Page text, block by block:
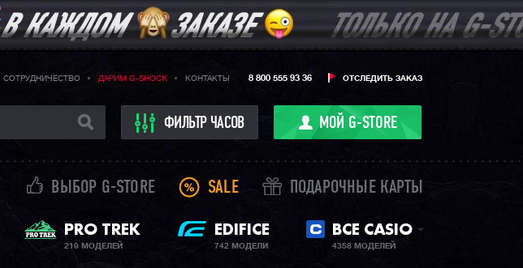
СОТРУДНИЧЕСТВО ДАРИМ G-SHOCK КОНТАКТЫ ОТСЛЕДИТЬ ЗАКАЗ
8 800 555 93 36
ФИЛЬТР ЧАСОВ МОЙ G-STORE
ВЫБОР G-STORE SALE ПОДАРОЧНЫЕ КАРТЫ
PRO TREK
219 МОДЕЛЕЙ
EDIFICE
742 МОДЕЛИ
ВСЕ CASIO
4358 МОДЕЛЕЙ